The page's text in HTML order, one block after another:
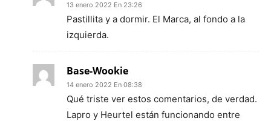
13 enero 2022 En 23:26
Pastillita y a dormir. El Marca, al fondo a la
izquierda.
Base-Wookie
14 enero 2022 En 08:38
Qué triste ver estos comentarios, de verdad.
Lapro y Heurtel están funcionando entre